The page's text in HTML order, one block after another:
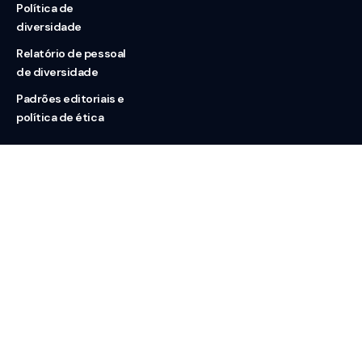
Política de
diversidade
Relatório de pessoal
de diversidade
Padrões editoriais e
política de ética